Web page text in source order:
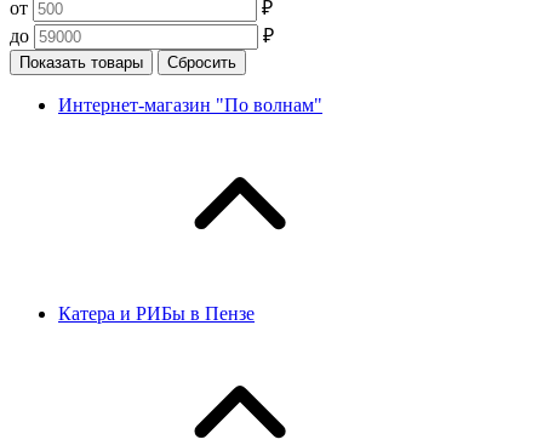
от
₽
до
₽
Показать товары Сбросить
Интернет-магазин "По волнам"
Катера и РИБы в Пензе